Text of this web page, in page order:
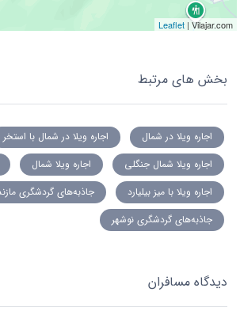
Leaflet | Vilajar.com
بخش های مرتبط
اجاره ویلا در شمال
اجاره ویلا در شمال با استخر
اجاره ویلا شمال جنگلی
اجاره ویلا شمال
اجاره ویلا با میز بیلیارد
جاذبه‌های گردشگری
جاذبه‌های گردشگری نوشهر
دیدگاه مسافران